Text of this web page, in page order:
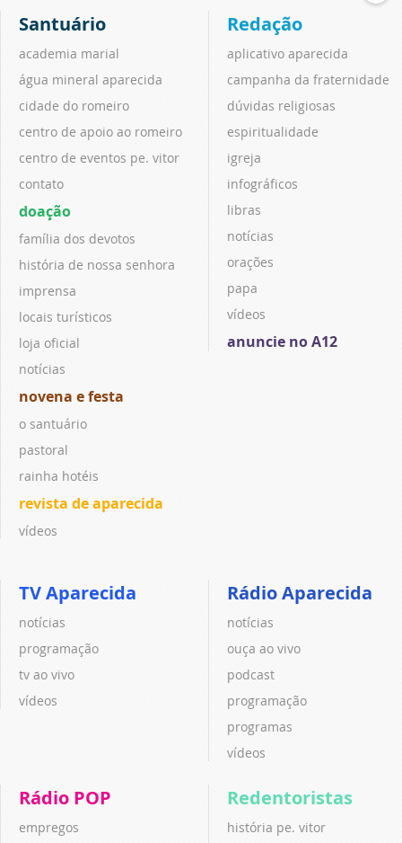
Santuário
academia marial
água mineral aparecida
cidade do romeiro
centro de apoio ao romeiro
centro de eventos pe. vitor
contato
doação
família dos devotos
história de nossa senhora
imprensa
locais turísticos
loja oficial
notícias
novena e festa
o santuário
pastoral
rainha hotéis
revista de aparecida
vídeos
Redação
aplicativo aparecida
campanha da fraternidade
dúvidas religiosas
espiritualidade
igreja
infográficos
libras
notícias
orações
papa
vídeos
anuncie no A12
TV Aparecida
notícias
programação
tv ao vivo
vídeos
Rádio Aparecida
notícias
ouça ao vivo
podcast
programação
programas
vídeos
Rádio POP
empregos
Redentoristas
história pe. vitor